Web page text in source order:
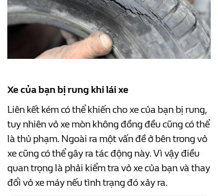
Xe của bạn bị rung khi lái xe
Liên kết kém có thể khiến cho xe của bạn bị rung,
tuy nhiên vỏ xe mòn không đồng đều cũng có thể
là thủ phạm. Ngoài ra một vấn đề ở bên trong vỏ
xe cũng có thể gây ra tác động này. Vì vậy điều
quan trọng là phải kiểm tra vỏ xe của bạn và thay
đổi vỏ xe máy nếu tình trạng đó xảy ra.